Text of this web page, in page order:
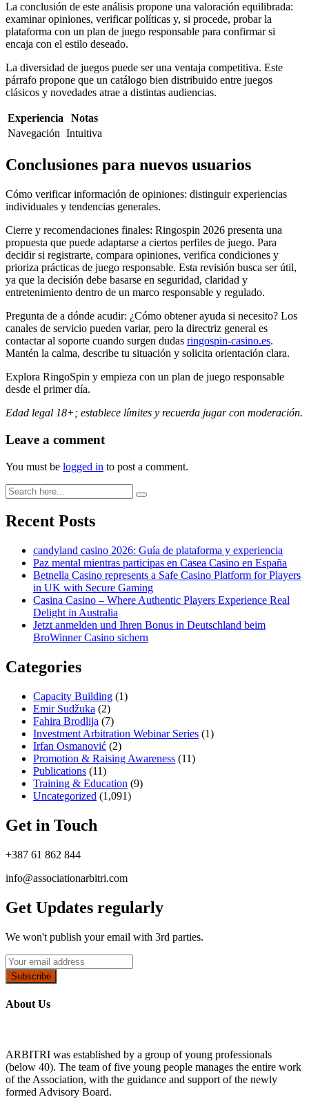
La conclusión de este análisis propone una valoración equilibrada:
examinar opiniones, verificar políticas y, si procede, probar la
plataforma con un plan de juego responsable para confirmar si
encaja con el estilo deseado.
La diversidad de juegos puede ser una ventaja competitiva. Este
párrafo propone que un catálogo bien distribuido entre juegos
clásicos y novedades atrae a distintas audiencias.
Experiencia
Notas
Navegación Intuitiva
Conclusiones para nuevos usuarios
Cómo verificar información de opiniones: distinguir experiencias
individuales y tendencias generales.
Cierre y recomendaciones finales: Ringospin 2026 presenta una
propuesta que puede adaptarse a ciertos perfiles de juego. Para
decidir si registrarte, compara opiniones, verifica condiciones y
prioriza prácticas de juego responsable. Esta revisión busca ser útil,
ya que la decisión debe basarse en seguridad, claridad y
entretenimiento dentro de un marco responsable y regulado.
Pregunta de a dónde acudir: ¿Cómo obtener ayuda si necesito? Los
canales de servicio pueden variar, pero la directriz general es
contactar al soporte cuando surgen dudas ringospin-casino.es.
Mantén la calma, describe tu situación y solicita orientación clara.
Explora RingoSpin y empieza con un plan de juego responsable
desde el primer día.
Edad legal 18+; establece límites y recuerda jugar con moderación.
Leave a comment
You must be logged in to post a comment.
Recent Posts
candyland casino 2026: Guía de plataforma y experiencia
Paz mental mientras participas en Casea Casino en España
Betnella Casino represents a Safe Casino Platform for Players
in UK with Secure Gaming
Casina Casino – Where Authentic Players Experience Real
Delight in Australia
Jetzt anmelden und Ihren Bonus in Deutschland beim
BroWinner Casino sichern
Categories
Capacity Building (1)
Emir Sudžuka​ (2)
Fahira Brodlija (7)
Investment Arbitration Webinar Series (1)
Irfan Osmanović​ (2)
Promotion & Raising Awareness (11)
Publications (11)
Training & Education (9)
Uncategorized (1,091)
Get in Touch
+387 61 862 844
info@associationarbitri.com
Get Updates regularly
We won't publish your email with 3rd parties.
Subscribe
About Us
ARBITRI was established by a group of young professionals
(below 40). The team of five young people manages the entire work
of the Association, with the guidance and support of the newly
formed Advisory Board.